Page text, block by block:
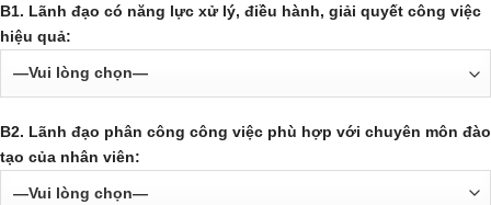
B1. Lãnh đạo có năng lực xử lý, điều hành, giải quyết công việc
hiệu quả:
B2. Lãnh đạo phân công công việc phù hợp với chuyên môn đào
tạo của nhân viên: